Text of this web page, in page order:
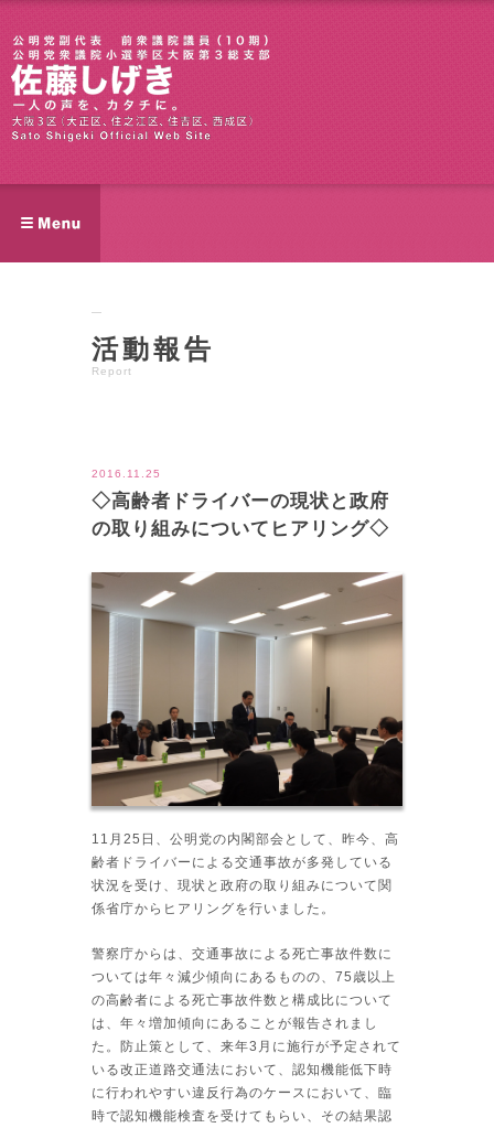
活動報告
Report
2016.11.25
◇高齢者ドライバーの現状と政府
の取り組みについてヒアリング◇
11月25日、公明党の内閣部会として、昨今、高
齢者ドライバーによる交通事故が多発している
状況を受け、現状と政府の取り組みについて関
係省庁からヒアリングを行いました。
警察庁からは、交通事故による死亡事故件数に
ついては年々減少傾向にあるものの、75歳以上
の高齢者による死亡事故件数と構成比について
は、年々増加傾向にあることが報告されまし
た。防止策として、来年3月に施行が予定されて
いる改正道路交通法において、認知機能低下時
に行われやすい違反行為のケースにおいて、臨
時で認知機能検査を受けてもらい、その結果認